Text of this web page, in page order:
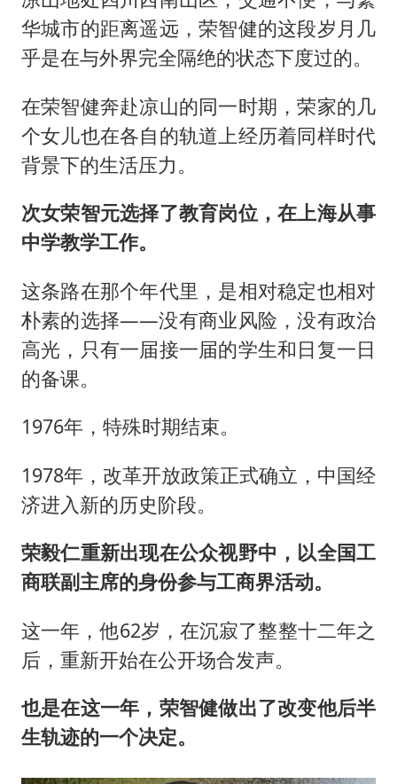
华城市的距离遥远，荣智健的这段岁月几
乎是在与外界完全隔绝的状态下度过的。
在荣智健奔赴凉山的同一时期，荣家的几
个女儿也在各自的轨道上经历着同样时代
背景下的生活压力。
次女荣智元选择了教育岗位，在上海从事
中学教学工作。
这条路在那个年代里，是相对稳定也相对
朴素的选择——没有商业风险，没有政治
高光，只有一届接一届的学生和日复一日
的备课。
1976年，特殊时期结束。
1978年，改革开放政策正式确立，中国经
济进入新的历史阶段。
荣毅仁重新出现在公众视野中，以全国工
商联副主席的身份参与工商界活动。
这一年，他62岁，在沉寂了整整十二年之
后，重新开始在公开场合发声。
也是在这一年，荣智健做出了改变他后半
生轨迹的一个决定。